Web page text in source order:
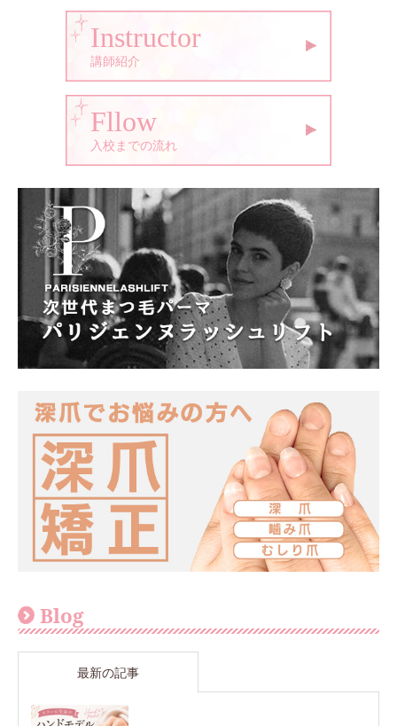
Instructor
講師紹介
Fllow
入校までの流れ
Blog
最新の記事